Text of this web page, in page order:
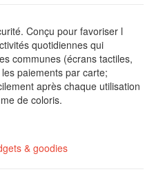
Conçu pour favoriser l
quotidiennes qui
communes (écrans tactiles,
paiements par carte;
après chaque utilisation
de coloris.
& goodies